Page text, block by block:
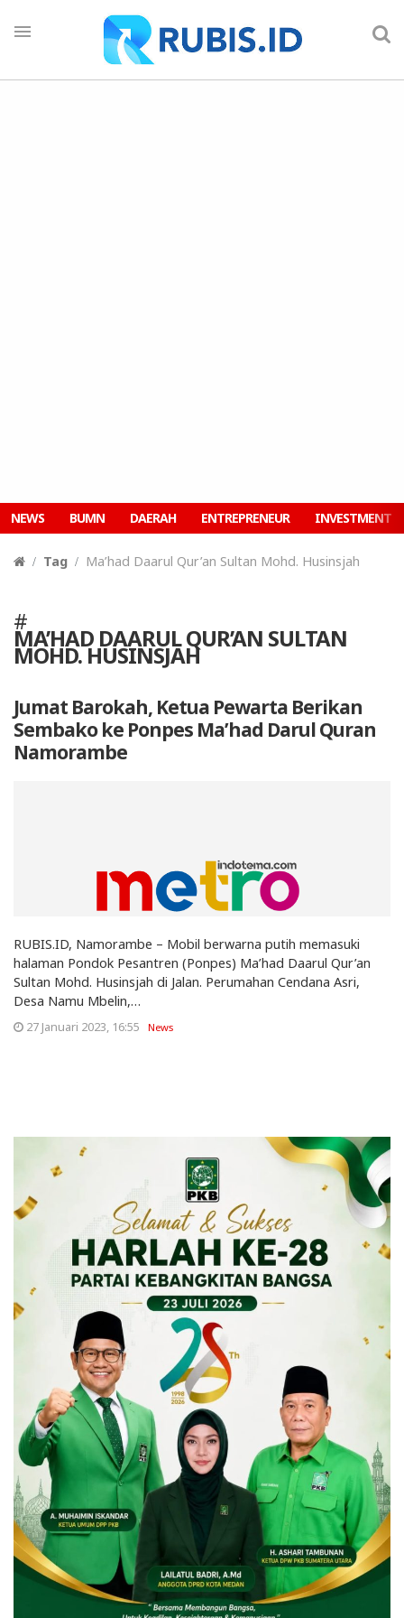
NEWS BUMN DAERAH ENTREPRENEUR INVESTMENT
Tag Ma’had Daarul Qur’an Sultan Mohd. Husinsjah
#
MA’HAD DAARUL QUR’AN SULTAN
MOHD. HUSINSJAH
Jumat Barokah, Ketua Pewarta Berikan
Sembako ke Ponpes Ma’had Darul Quran
Namorambe
RUBIS.ID, Namorambe – Mobil berwarna putih memasuki
halaman Pondok Pesantren (Ponpes) Ma’had Daarul Qur’an
Sultan Mohd. Husinsjah di Jalan. Perumahan Cendana Asri,
Desa Namu Mbelin,…
27 Januari 2023, 16:55 News